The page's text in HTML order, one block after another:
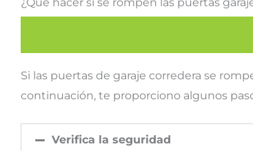
¿Qué hacer si se rompen las puertas
Si las puertas de garaje corredera se
continuación, te proporciono algunos
Verifica la seguridad